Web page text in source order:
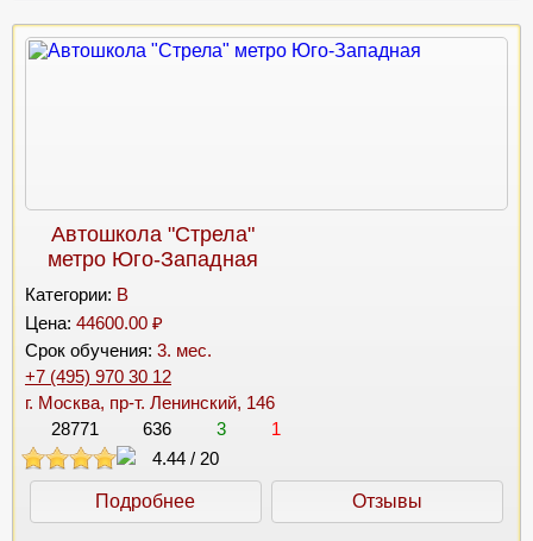
Автошкола "Стрела"
метро Юго-Западная
Категории: B
Цена: 44600.00 ₽
Срок обучения: 3. мес.
+7 (495) 970 30 12
г. Москва, пр-т. Ленинский, 146
28771
636 3
1
4.44 / 20
Подробнее Отзывы